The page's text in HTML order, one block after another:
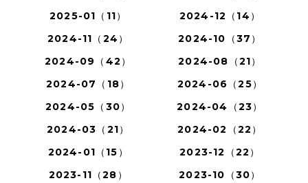
2025-01（11）
2024-12（14）
2024-11（24）
2024-10（37）
2024-09（42）
2024-08（21）
2024-07（18）
2024-06（25）
2024-05（30）
2024-04（23）
2024-03（21）
2024-02（22）
2024-01（15）
2023-12（22）
2023-11（28）
2023-10（30）